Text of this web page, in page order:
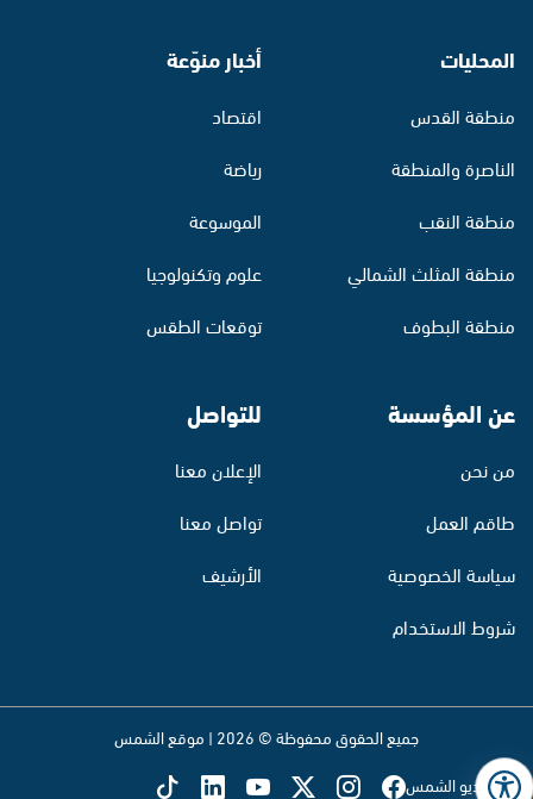
المحليات
منطقة القدس
الناصرة والمنطقة
منطقة النقب
منطقة المثلث الشمالي
منطقة البطوف
أخبار منوّعة
اقتصاد
رياضة
الموسوعة
علوم وتكنولوجيا
توقعات الطقس
عن المؤسسة
من نحن
طاقم العمل
سياسة الخصوصية
شروط الاستخدام
للتواصل
الإعلان معنا
تواصل معنا
الأرشيف
جميع الحقوق محفوظة © 2026 | موقع الشمس
تابع راديو الشمس